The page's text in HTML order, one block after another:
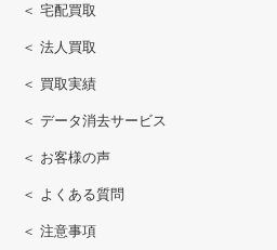
＜ 宅配買取
＜ 法人買取
＜ 買取実績
＜ データ消去サービス
＜ お客様の声
＜ よくある質問
＜ 注意事項